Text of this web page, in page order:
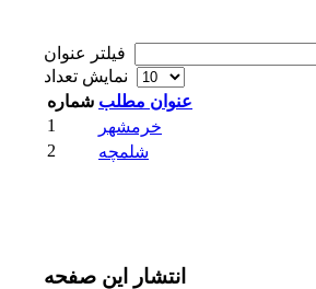
شماره عنوان مطلب
1
خرمشهر
2
شلمچه
انتشار این صفحه